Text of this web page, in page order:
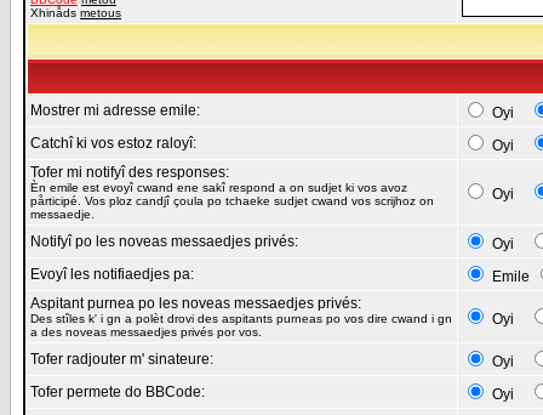
Xhinåds metous
Mostrer mi adresse emile:
Oyi
Catchî ki vos estoz raloyî:
Oyi
Tofer mi notifyî des responses:
Èn emile est evoyî cwand ene sakî respond a on sudjet ki vos avoz
pårticipé. Vos ploz candjî çoula po tchaeke sudjet cwand vos scrijhoz on
messaedje.
Oyi
Notifyî po les noveas messaedjes privés:
Oyi
Evoyî les notifiaedjes pa:
Emile
Aspitant purnea po les noveas messaedjes privés:
Des stîles k' i gn a polèt drovi des aspitants purneas po vos dire cwand i gn
a des noveas messaedjes privés por vos.
Oyi
Tofer radjouter m' sinateure:
Oyi
Tofer permete do BBCode:
Oyi